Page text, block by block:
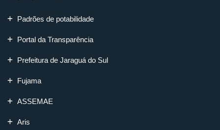
Padrões de potabilidade
Portal da Transparência
Prefeitura de Jaraguá do Sul
Fujama
ASSEMAE
Aris